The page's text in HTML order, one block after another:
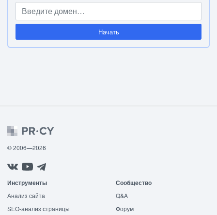
Начать
© 2006—2026
Инструменты
Анализ сайта
SEO-анализ страницы
Сообщество
Q&A
Форум